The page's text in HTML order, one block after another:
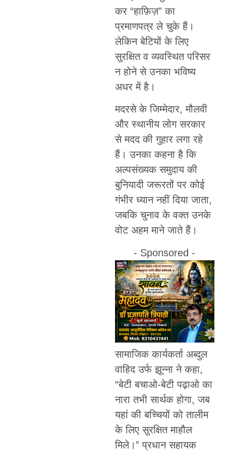
कर “हाफ़िज़” का
प्रमाणपत्र ले चुके हैं।
लेकिन बेटियों के लिए
सुरक्षित व व्यवस्थित परिसर
न होने से उनका भविष्य
अधर में है।
मदरसे के जिम्मेदार, मौलवी
और स्थानीय लोग सरकार
से मदद की गुहार लगा रहे
हैं। उनका कहना है कि
अल्पसंख्यक समुदाय की
बुनियादी जरूरतों पर कोई
गंभीर ध्यान नहीं दिया जाता,
जबकि चुनाव के वक्त उनके
वोट अहम माने जाते हैं।
- Sponsored -
सामाजिक कार्यकर्ता अब्दुल
वाहिद उर्फ झून्ना ने कहा,
“बेटी बचाओ-बेटी पढ़ाओ का
नारा तभी सार्थक होगा, जब
यहां की बच्चियों को तालीम
के लिए सुरक्षित माहौल
मिले।” प्रधान सहायक